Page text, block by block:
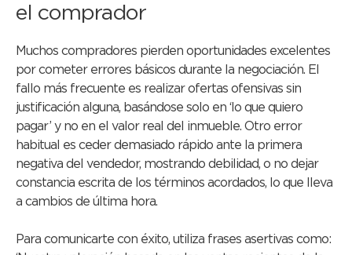
el comprador
Muchos compradores pierden oportunidades excelentes
por cometer errores básicos durante la negociación. El
fallo más frecuente es realizar ofertas ofensivas sin
justificación alguna, basándose solo en ‘lo que quiero
pagar’ y no en el valor real del inmueble. Otro error
habitual es ceder demasiado rápido ante la primera
negativa del vendedor, mostrando debilidad, o no dejar
constancia escrita de los términos acordados, lo que lleva
a cambios de última hora.
Para comunicarte con éxito, utiliza frases asertivas como: